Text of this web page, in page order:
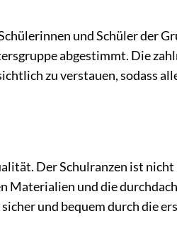
und Schüler der
abgestimmt. Die
zu verstauen, sodass
Der Schulranzen ist
Materialien und die
und bequem durch die